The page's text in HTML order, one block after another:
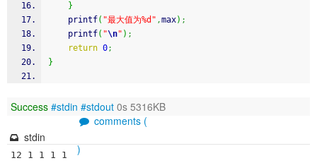
}
printf( "最大值为%d" ,max) ;
printf( "\n" ) ;
return 0;
}
Success #stdin #stdout 0s 5316KB
comments (
)
stdin
12 1 1 1 1